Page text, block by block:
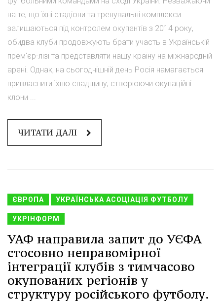
на те, що їхні стадіони та тренувальні комплекси
залишаються під контролем окупантів з 2014 року,
обидва клуби продовжують брати участь в Українській
прем'єр-лізі та представляти нашу країну на міжнародній
арені. Однак, на сьогоднішній день Росія намагається
привласнити їхню спадщину, створюючи окупаційні
клони ...
ЧИТАТИ ДАЛІ
ЄВРОПА УКРАЇНСЬКА АСОЦІАЦІЯ ФУТБОЛУ
УКРІНФОРМ
УАФ направила запит до УЄФА
стосовно неправомірної
інтеграції клубів з тимчасово
окупованих регіонів у
структуру російського футболу.